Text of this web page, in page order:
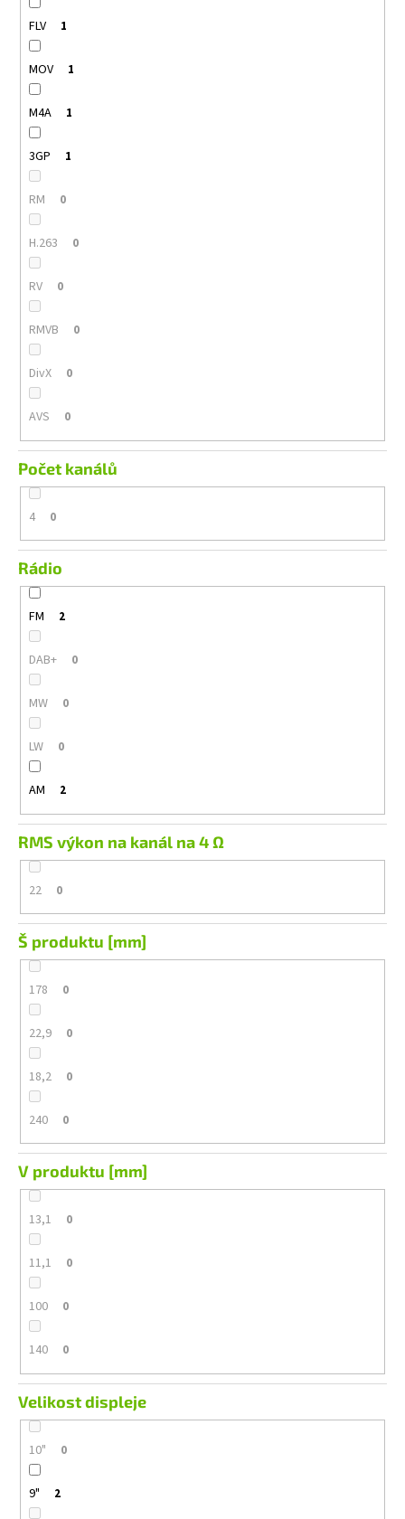
FLV 1
MOV 1
M4A 1
3GP 1
RM 0
H.263 0
RV 0
RMVB 0
DivX 0
AVS 0
Počet kanálů
4 0
Rádio
FM 2
DAB+ 0
MW 0
LW 0
AM 2
RMS výkon na kanál na 4 Ω
22 0
Š produktu [mm]
178 0
22,9 0
18,2 0
240 0
V produktu [mm]
13,1 0
11,1 0
100 0
140 0
Velikost displeje
10" 0
9" 2